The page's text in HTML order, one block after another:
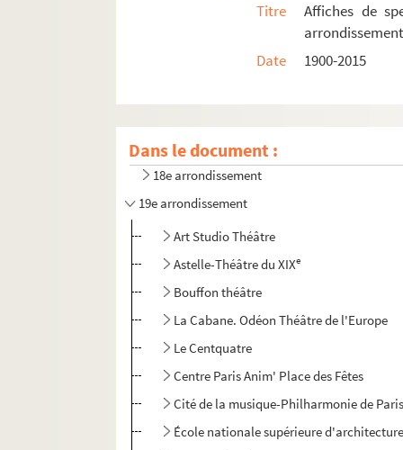
Titre
Affiches de
Date
1900-2015
Dans le document :
17e arrondissement
18e arrondissement
19e arrondissement
Art Studio Théâtre
Astelle-Théâtre du XIXe
Bouffon théâtre
La Cabane. Odéon Théâtre de l'Europe
Le Centquatre
Centre Paris Anim' Place des Fêtes
Cité de la musique-Philharmonie de
École nationale supérieure